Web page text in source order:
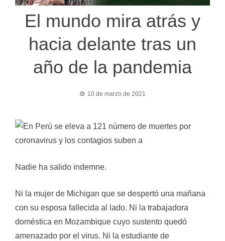
El mundo mira atrás y
hacia delante tras un
año de la pandemia
10 de marzo de 2021
Nadie ha salido indemne.
Ni la mujer de Michigan que se despertó una mañana
con su esposa fallecida al lado. Ni la trabajadora
doméstica en Mozambique cuyo sustento quedó
amenazado por el virus. Ni la estudiante de